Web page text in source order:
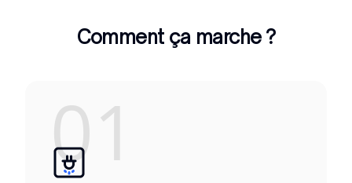
Comment ça marche ?
01